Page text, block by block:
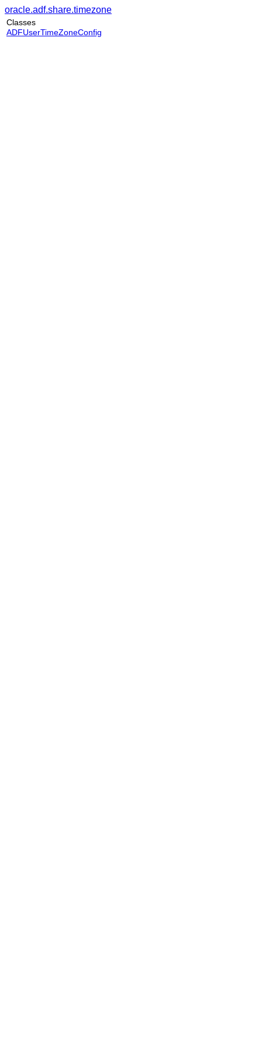
oracle.adf.share.timezone
Classes
ADFUserTimeZoneConfig